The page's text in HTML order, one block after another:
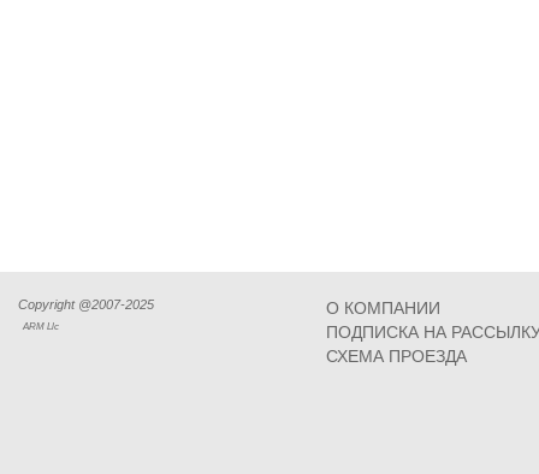
Copyright @2007-2025
ARM Llc
О КОМПАНИИ
ПОДПИСКА НА
СХЕМА ПРОЕЗДА